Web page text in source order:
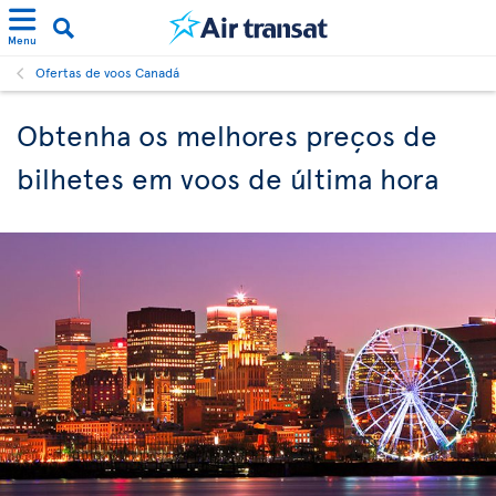
Menu
Ofertas de voos Canadá
Obtenha os melhores preços de
bilhetes em voos de última hora